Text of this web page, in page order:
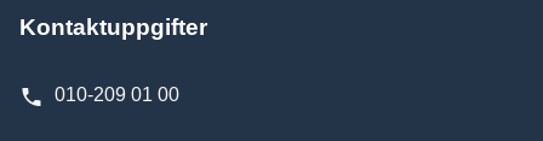
Kontaktuppgifter
010-209 01 00